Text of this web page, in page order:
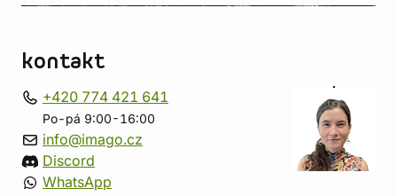
kontakt
+420 774 421 641
Po-pá 9:00-16:00
info@imago.cz
Discord
WhatsApp